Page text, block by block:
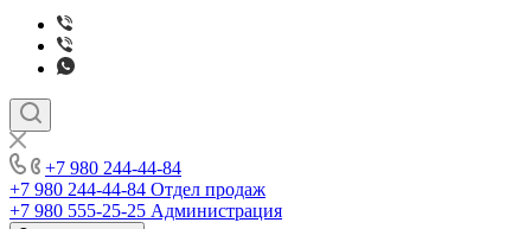
+7 980 244-44-84
+7 980 244-44-84 Отдел продаж
+7 980 555-25-25 Администрация